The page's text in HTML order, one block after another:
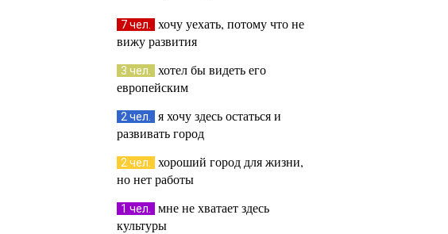
7 чел.
хочу уехать, потому что не
вижу развития
3 чел.
хотел бы видеть его
европейским
2 чел.
я хочу здесь остаться и
развивать город
2 чел.
хороший город для жизни,
но нет работы
1 чел.
мне не хватает здесь
культуры